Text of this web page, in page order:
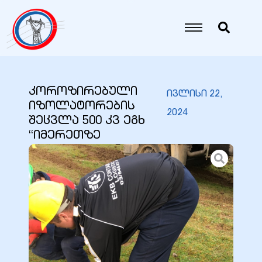
კოროზირებული
იზოლატორების
შეცვლა 500 კვ ეგხ
“იმერეთზე
ივლისი 22,
2024